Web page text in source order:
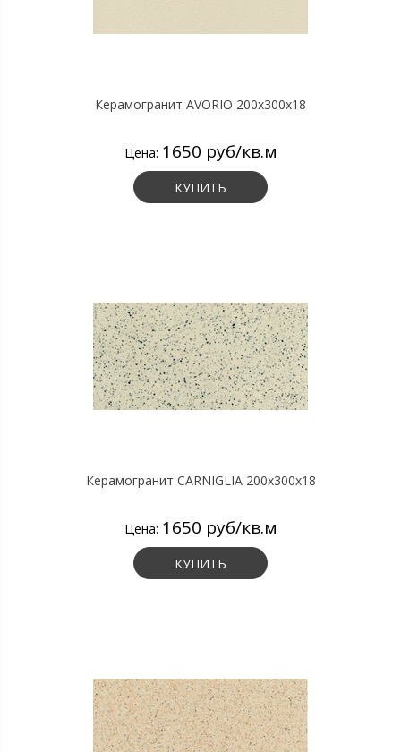
Керамогранит AVORIO 200х300х18
Цена: 1650 руб/кв.м
КУПИТЬ
Керамогранит CARNIGLIA 200х300х18
Цена: 1650 руб/кв.м
КУПИТЬ